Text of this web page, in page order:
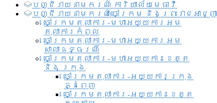
បញ្ជី​រាយ​នាមករណ៍ ការិយាល័យ​មេធាវី​
បញ្ជី​រាយ​នាមករណ៍​ចៅក្រម និងព្រះរាជអាជ្ញា
ចៅក្រមតុលាការ-មហាអយ្យការអម
តុលាការកំពូល
ចៅក្រមតុលាការ-មហាអយ្យការអម
សាលាឧទ្ធរណ៏
ចៅក្រមតុលាការ-មហាអយ្យការខេត្ត
និង ក្រុង
ចៅក្រមតុលាការ-អយ្យការក្រុង
ភ្នំពេញ
ចៅក្រមតុលាការ-អយ្យការខេត្ត